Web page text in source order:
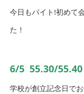
今日もバイト!初めて
た！
6/5 55.30/55.40
学校が創立記念日でお